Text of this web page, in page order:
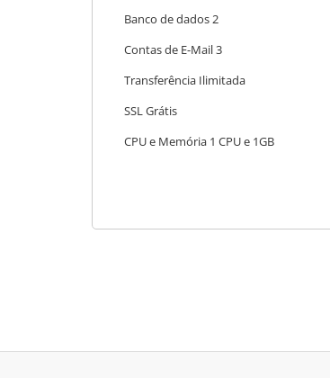
Banco de dados 2
Contas de E-Mail 3
Transferência Ilimitada
SSL Grátis
CPU e Memória 1 CPU e 1GB